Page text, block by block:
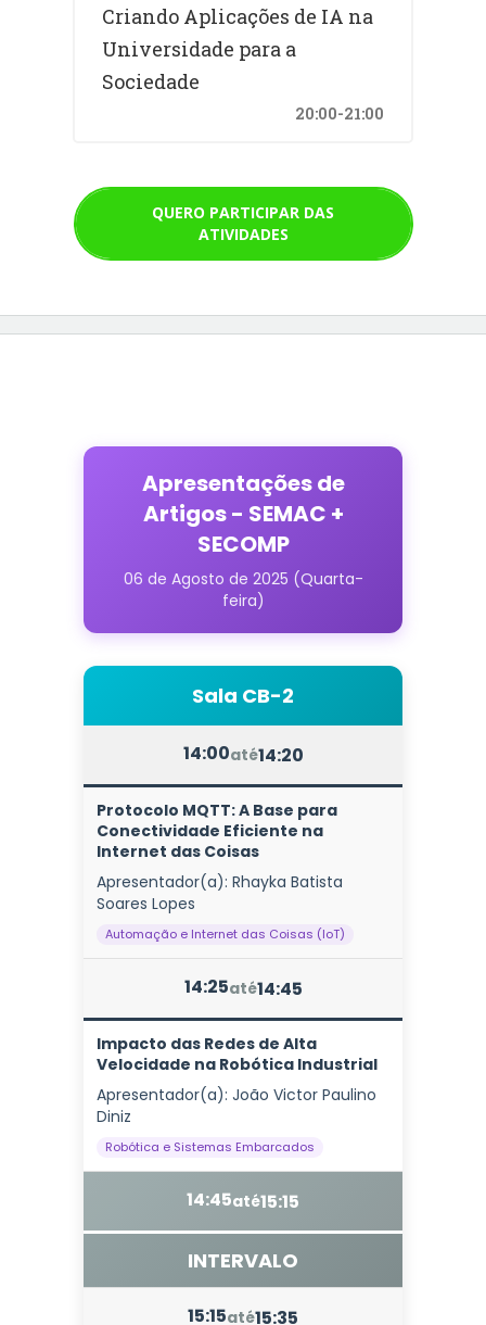
Criando Aplicações de IA na
Universidade para a
Sociedade
20:00-21:00
QUERO PARTICIPAR DAS
ATIVIDADES
Apresentações de
Artigos - SEMAC +
SECOMP
06 de Agosto de 2025 (Quarta-
feira)
Sala CB-2
14:00até14:20
Protocolo MQTT: A Base para
Conectividade Eficiente na
Internet das Coisas
Apresentador(a): Rhayka Batista
Soares Lopes
Automação e Internet das Coisas (IoT)
14:25até14:45
Impacto das Redes de Alta
Velocidade na Robótica Industrial
Apresentador(a): João Victor Paulino
Diniz
Robótica e Sistemas Embarcados
14:45até15:15
INTERVALO
15:15até15:35